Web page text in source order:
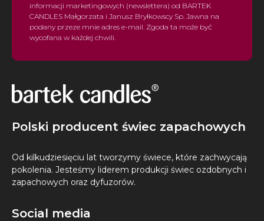
informacji marketingowych (newslettera) od BARTEK
CANDLES Małgorzata i Janusz Bryłkowscy Sp. Jawna na
podany przeze mnie adres e-mail. Zgoda ta może być
wycofana w każdej chwili.
Polski producent świec zapachowych
Od kilkudziesięciu lat tworzymy świece, które zachwycają
pokolenia. Jesteśmy liderem produkcji świec ozdobnych i
zapachowych oraz dyfuzorów.
Social media